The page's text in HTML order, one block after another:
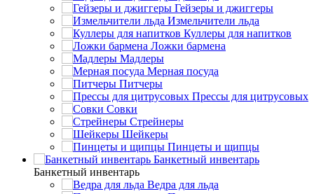
Гейзеры и джиггеры
Измельчители льда
Куллеры для напитков
Ложки бармена
Мадлеры
Мерная посуда
Питчеры
Прессы для цитрусовых
Совки
Стрейнеры
Шейкеры
Пинцеты и щипцы
Банкетный инвентарь
Банкетный инвентарь
Ведра для льда